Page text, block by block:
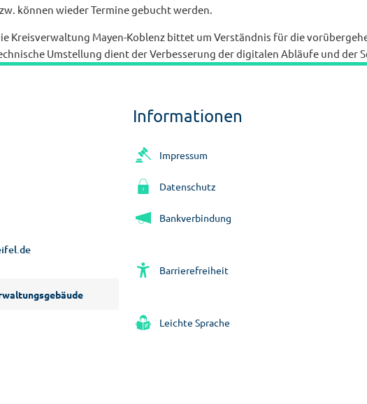
können wieder Termine gebucht werden.
Kreisverwaltung Mayen-Koblenz bittet um Verständnis für die
Umstellung dient der Verbesserung der digitalen Abläufe und der
Informationen
Impressum
Datenschutz
Bankverbindung
Barrierefreiheit
Leichte Sprache